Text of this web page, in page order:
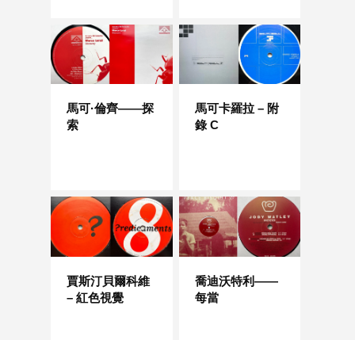
馬可·倫齊——探
索
馬可卡羅拉 – 附
錄 C
賈斯汀貝爾科維
– 紅色視覺
喬迪沃特利——
每當